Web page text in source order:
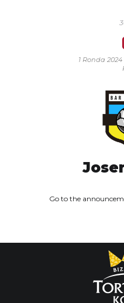
1 Ronda 2024
Go to the